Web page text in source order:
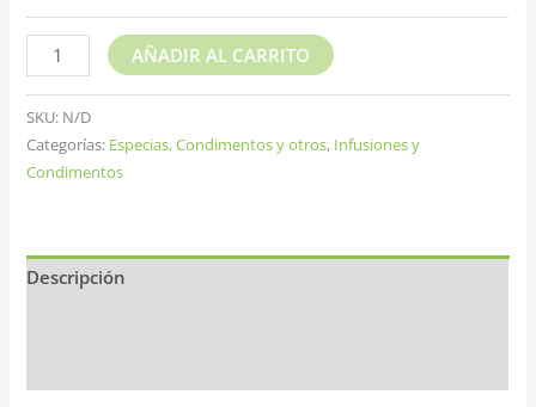
AÑADIR AL CARRITO
SKU: N/D
Categorías: Especias, Condimentos y otros, Infusiones y
Condimentos
Descripción